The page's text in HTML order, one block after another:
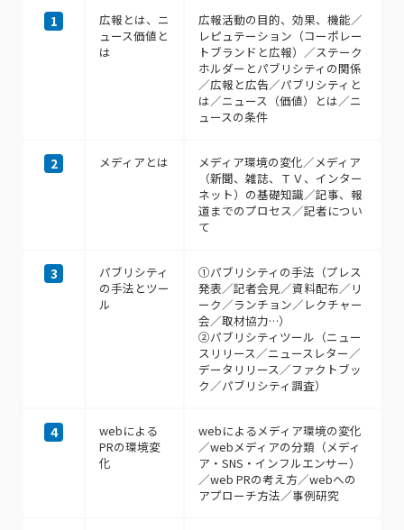
1
広報とは、ニ
ュース価値と
は
広報活動の目的、効果、機能／
レピュテーション（コーポレー
トブランドと広報）／ステーク
ホルダーとパブリシティの関係
／広報と広告／パブリシティと
は／ニュース（価値）とは／ニ
ュースの条件
2 メディアとは
メディア環境の変化／メディア
（新聞、雑誌、ＴＶ、インター
ネット）の基礎知識／記事、報
道までのプロセス／記者につい
て
3
パブリシティ
の手法とツー
ル
①パブリシティの手法（プレス
発表／記者会見／資料配布／リ
ーク／ランチョン／レクチャー
会／取材協力…）
②パブリシティツール（ニュー
スリリース／ニュースレター／
データリリース／ファクトブッ
ク／パブリシティ調査）
4
webによる
PRの環境変
化
webによるメディア環境の変化
／webメディアの分類（メディ
ア・SNS・インフルエンサー）
／web PRの考え方／webへの
アプローチ方法／事例研究